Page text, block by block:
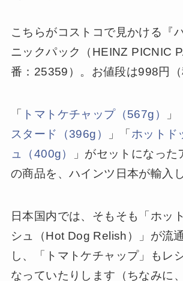
こちらがコストコで見かける『
ニックパック（HEINZ PICNIC
番：25359）。お値段は998円（
「 トマトケチャップ（567g） 」
スタード（396g）
」「 ホットド
ュ（400g）
」がセットになった
の商品を、ハインツ日本が輸入
日本国内では、そもそも「ホッ
シュ（Hot Dog Relish）」が流
し、「トマトケチャップ」もレ
なっていたりします（ちなみに